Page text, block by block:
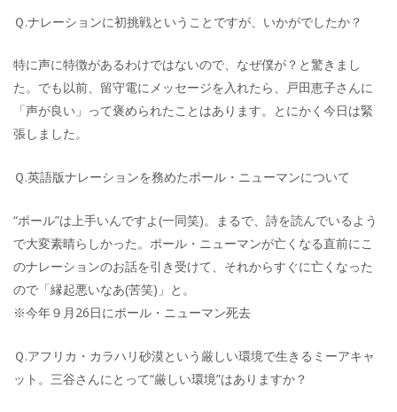
Ｑ.ナレーションに初挑戦ということですが、いかがでしたか？
特に声に特徴があるわけではないので、なぜ僕が？と驚きまし
た。でも以前、留守電にメッセージを入れたら、戸田恵子さんに
「声が良い」って褒められたことはあります。とにかく今日は緊
張しました。
Ｑ.英語版ナレーションを務めたポール・ニューマンについて
“ポール”は上手いんですよ(一同笑)。まるで、詩を読んでいるよう
で大変素晴らしかった。ポール・ニューマンが亡くなる直前にこ
のナレーションのお話を引き受けて、それからすぐに亡くなった
ので「縁起悪いなあ(苦笑)」と。
※今年９月26日にポール・ニューマン死去
Ｑ.アフリカ・カラハリ砂漠という厳しい環境で生きるミーアキャ
ット。三谷さんにとって“厳しい環境”はありますか？